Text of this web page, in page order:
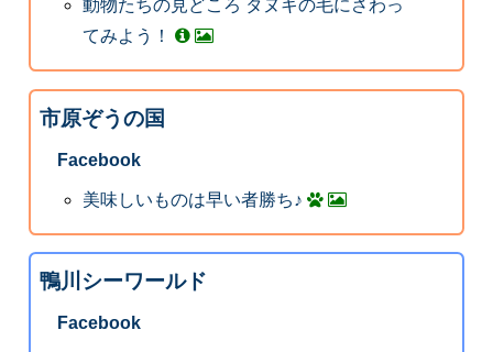
動物たちの見どころ タヌキの毛にさわっ
てみよう！
市原ぞうの国
Facebook
美味しいものは早い者勝ち♪
鴨川シーワールド
Facebook